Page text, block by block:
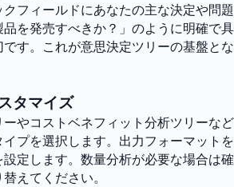
フィールドにあなたの主な決定や問題
を発売すべきか？」のように明確で具
す。これが意思決定ツリーの基盤とな
タマイズ
やコストベネフィット分析ツリーなど
プを選択します。出力フォーマットを
定します。数量分析が必要な場合は確
えてください。